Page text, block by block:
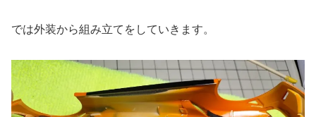
では外装から組み立てをしていきます。